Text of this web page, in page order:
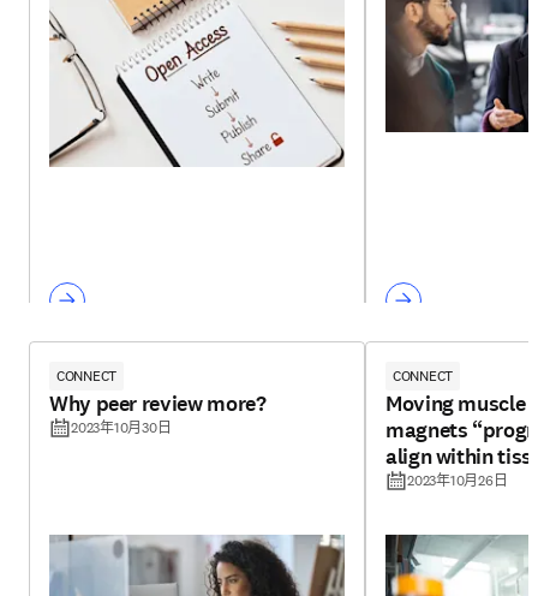
CONNECT
Why peer review more?
2023年10月30日
CONNECT
Moving muscle
magnets
align within
2023年10月26日